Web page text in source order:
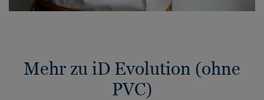
Mehr zu iD Evolution (ohne
PVC)